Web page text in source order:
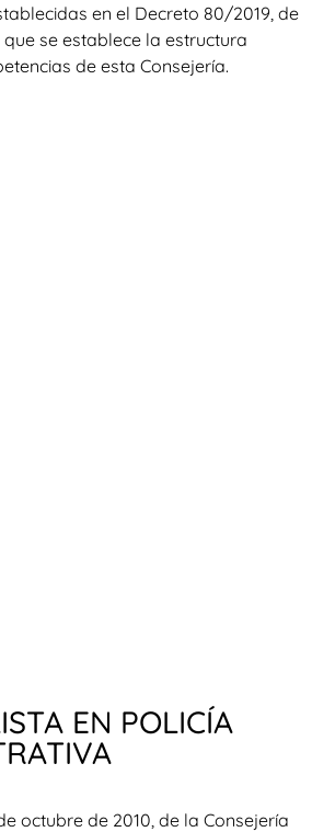
en el Decreto 80/2019, de
que se establece la estructura
de esta Consejería.
EN POLICÍA
octubre de 2010, de la Consejería